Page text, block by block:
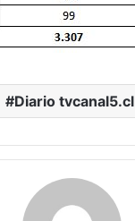
Diario tvcanal5.cl